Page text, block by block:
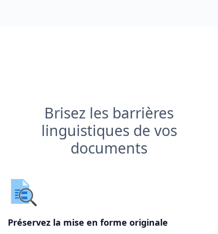
Brisez les barrières
linguistiques de vos
documents
Préservez la mise en forme originale